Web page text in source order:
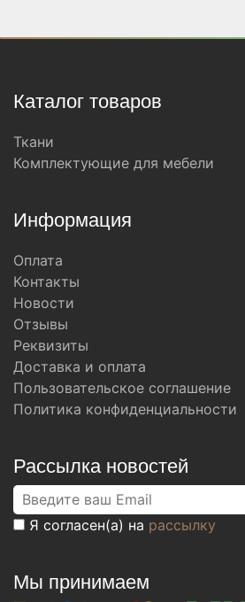
Каталог товаров
Ткани
Комплектующие для мебели
Информация
Оплата
Контакты
Новости
Отзывы
Реквизиты
Доставка и оплата
Пользовательское соглашение
Политика конфиденциальности
Рассылка новостей
Я согласен(а) на рассылку
Мы принимаем